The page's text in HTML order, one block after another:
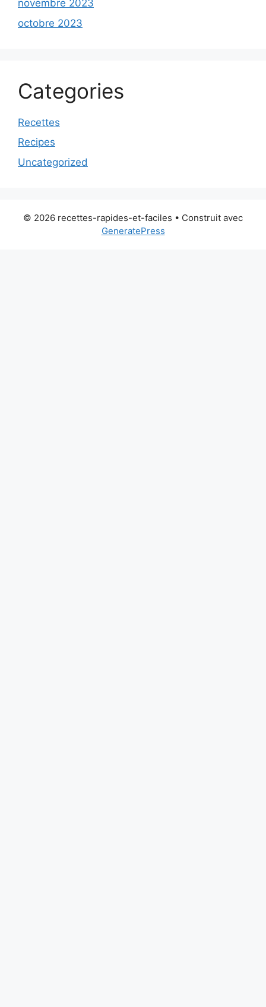
novembre 2023
octobre 2023
Categories
Recettes
Recipes
Uncategorized
© 2026 recettes-rapides-et-faciles • Construit avec
GeneratePress